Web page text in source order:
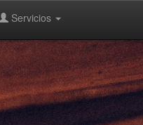
Servicios